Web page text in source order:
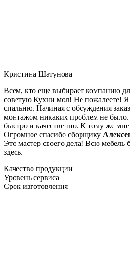
Кристина Шатунова
Всем, кто еще выбирает компанию
советую Кухни мол! Не пожалеете! Я
спальню. Начиная с обсуждения
монтажом никаких проблем не было.
быстро и качественно. К тому же
Огромное спасибо сборщику
Это мастер своего дела! Всю мебель
здесь.
Качество продукции
Уровень сервиса
Срок изготовления